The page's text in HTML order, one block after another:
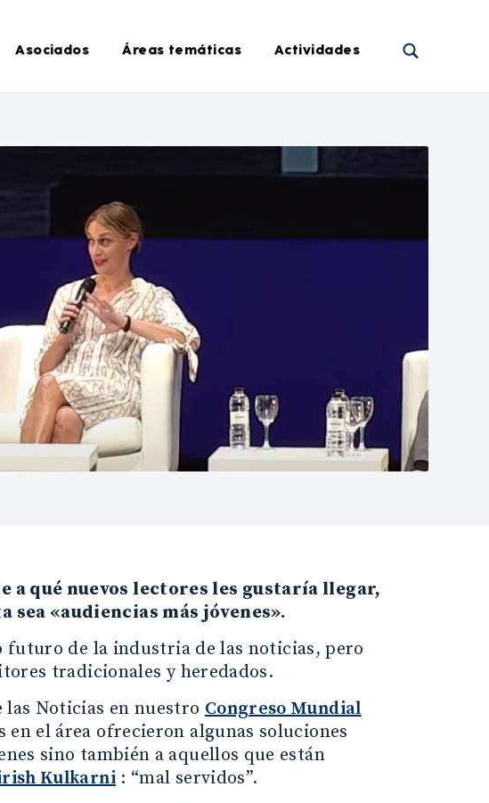
Asociados Áreas temáticas Actividades
qué nuevos lectores les gustaría llegar,
sea «audiencias más jóvenes».
futuro de la industria de las noticias, pero
tradicionales y heredados.
las Noticias en nuestroCongreso Mundial
en el área ofrecieron algunas soluciones
sino también a aquellos que están
Kulkarni: “mal servidos”.